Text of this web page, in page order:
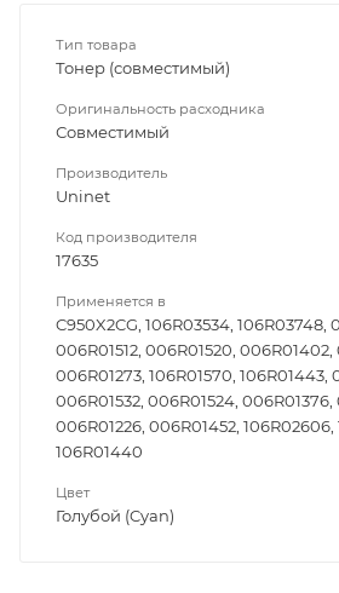
Тип товара
Тонер (совместимый)
Оригинальность расходника
Совместимый
Производитель
Uninet
Код производителя
17635
Применяется в
C950X2CG, 106R03534, 106R03748,
006R01512, 006R01520, 006R01402,
006R01273, 106R01570, 106R01443,
006R01532, 006R01524, 006R01376,
006R01226, 006R01452, 106R02606,
106R01440
Цвет
Голубой (Cyan)